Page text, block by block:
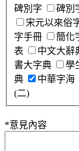
碑別字
碑別
宋元以來俗
字手冊
簡化
表
中文大辭
書大字典
學
典
中華字海
(二)
*意見內容